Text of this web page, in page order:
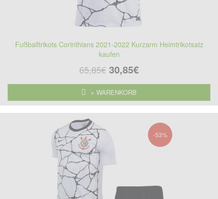
Fußballtrikots Corinthians 2021-2022 Kurzarm Heimtrikotsatz
kaufen
65,85€ 30,85€
+ WARENKORB
-53%